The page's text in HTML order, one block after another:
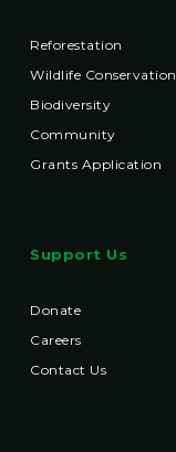
Reforestation
Wildlife Conservation
Biodiversity
Community
Grants Application
Support Us
Donate
Careers
Contact Us